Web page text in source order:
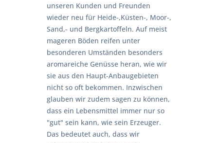
unseren Kunden und Freunden
wieder neu für Heide-,Küsten-, Moor-,
Sand,- und Bergkartoffeln. Auf meist
mageren Böden reifen unter
besonderen Umständen besonders
aromareiche Genüsse heran, wie wir
sie aus den Haupt-Anbaugebieten
nicht so oft bekommen. Inzwischen
glauben wir zudem sagen zu können,
dass ein Lebensmittel immer nur so
"gut" sein kann, wie sein Erzeuger.
Das bedeutet auch, dass wir